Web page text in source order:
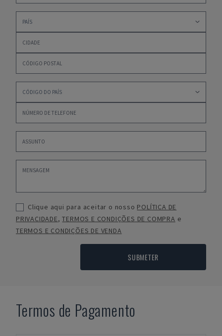
Clique aqui para aceitar o nosso POLÍTICA DE
PRIVACIDADE,TERMOS E CONDIÇÕES DE COMPRA e
TERMOS E CONDIÇÕES DE VENDA
SUBMETER
Termos de Pagamento